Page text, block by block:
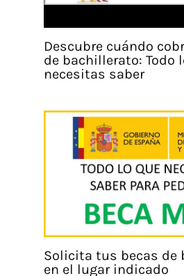
Descubre cuándo
de bachillerato: Todo
necesitas saber
Solicita tus becas de
en el lugar indicado